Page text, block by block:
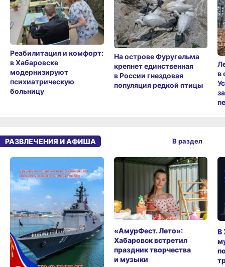
Реабилитация и комфорт:
в Хабаровске
модернизируют
психиатрическую
больницу
На острове Фуругельма
крепнет единственная
в России гнездовая
популяция редкой птицы
в
РАЗВЛЕЧЕНИЯ И АФИША
«АмурФест. Лето»:
Хабаровск встретил
праздник творчества
и музыки
В
В раздел